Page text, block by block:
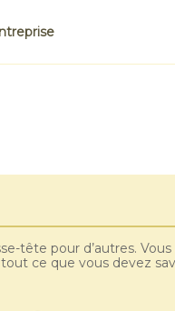
tête pour d’autres. Vous
tout ce que vous devez